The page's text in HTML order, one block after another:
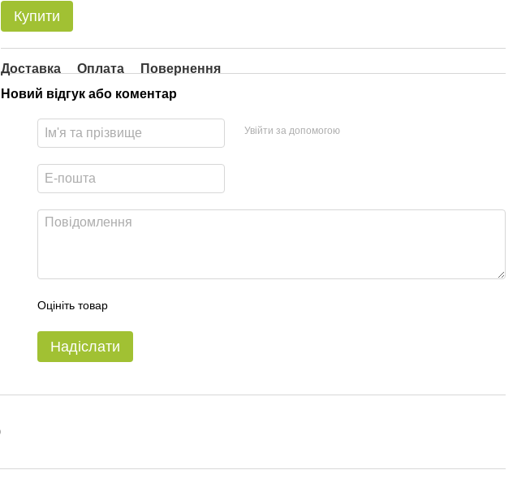
Купити
Доставка Оплата
Повернення
Новий відгук або коментар
Увійти за допомогою
Оцініть товар
Надіслати